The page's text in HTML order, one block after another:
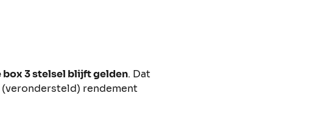
box 3 stelsel blijft gelden. Dat
rendement